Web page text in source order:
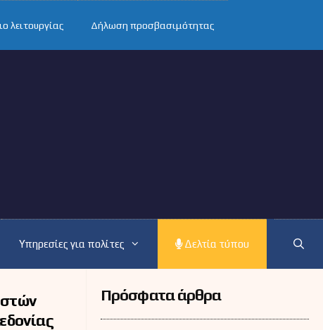
λειτουργίας Δήλωση προσβασιμότητας
Υπηρεσίες για πολίτες Δελτία τύπου
Πρόσφατα άρθρα